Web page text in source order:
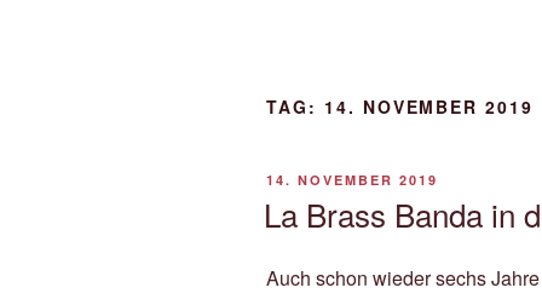
TAG: 14. NOVEMBER 2019
VERÖFFENTLICHT
14. NOVEMBER 2019
La Brass Banda in
Auch schon wieder sechs